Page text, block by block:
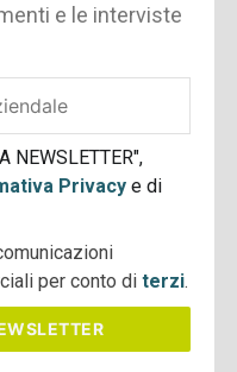
e le interviste
NEWSLETTER",
Privacye di
per conto diterzi.